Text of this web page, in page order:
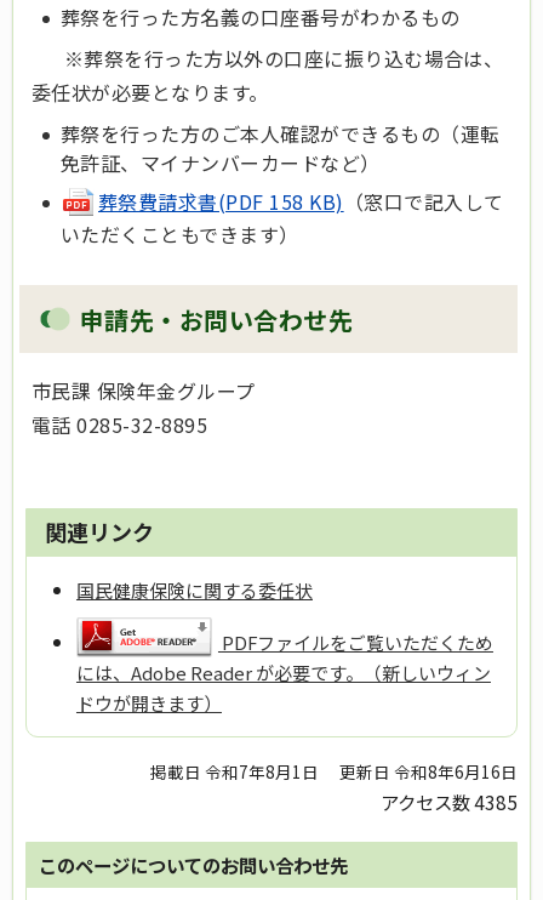
葬祭を行った方名義の口座番号がわかるもの
※葬祭を行った方以外の口座に振り込む場合は、
委任状が必要となります。
葬祭を行った方のご本人確認ができるもの（運転
免許証、マイナンバーカードなど）
葬祭費請求書(PDF 158 KB) （窓口で記入して
いただくこともできます）
申請先・お問い合わせ先
市民課 保険年金グループ
電話 0285-32-8895
関連リンク
国民健康保険に関する委任状
PDFファイルをご覧いただくため
には、Adobe Reader が必要です。（新しいウィン
ドウが開きます）
掲載日 令和7年8月1日 更新日 令和8年6月16日
アクセス数4385
このページについてのお問い合わせ先